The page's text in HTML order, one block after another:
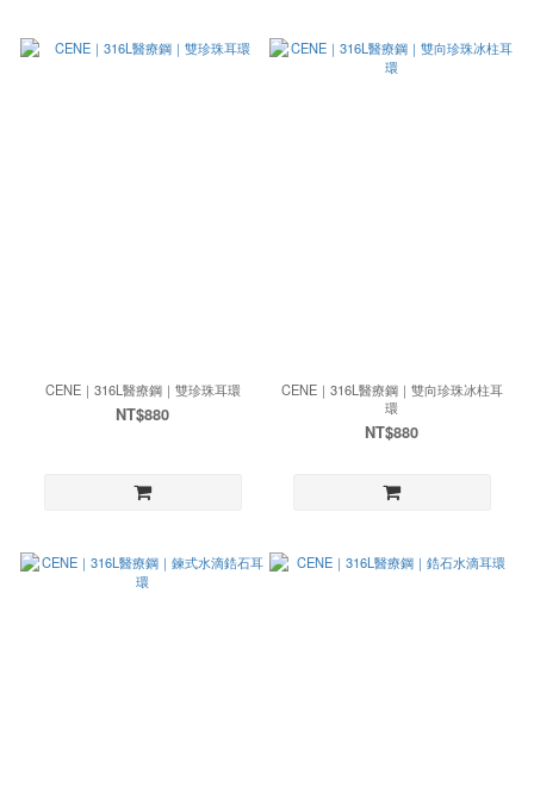
CENE｜316L醫療鋼｜雙珍珠耳環
NT$880
CENE｜316L醫療鋼｜雙向珍珠冰柱耳
環
NT$880